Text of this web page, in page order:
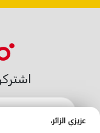
عزيزي الزائر،